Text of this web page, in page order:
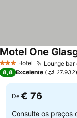
3 EstrelasHotel Lounge
Motel One
8,8 Excelente 27.932
De € 76
Consulte os preços